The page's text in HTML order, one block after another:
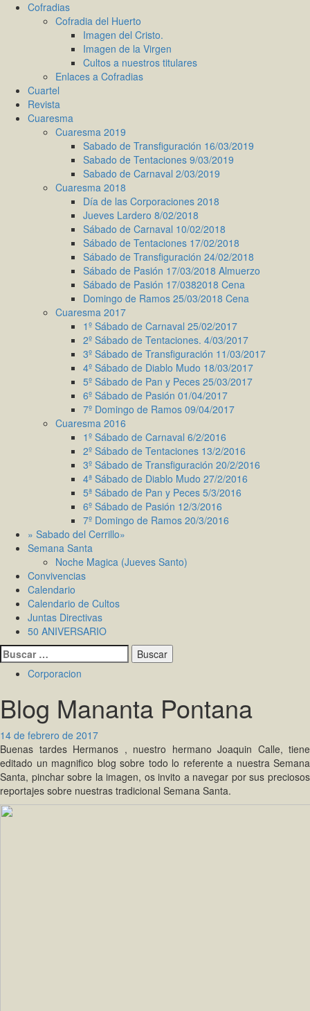
Cofradias
Cofradia del Huerto
Imagen del Cristo.
Imagen de la Virgen
Cultos a nuestros titulares
Enlaces a Cofradias
Cuartel
Revista
Cuaresma
Cuaresma 2019
Sabado de Transfiguración 16/03/2019
Sabado de Tentaciones 9/03/2019
Sabado de Carnaval 2/03/2019
Cuaresma 2018
Día de las Corporaciones 2018
Jueves Lardero 8/02/2018
Sábado de Carnaval 10/02/2018
Sábado de Tentaciones 17/02/2018
Sábado de Transfiguración 24/02/2018
Sábado de Pasión 17/03/2018 Almuerzo
Sábado de Pasión 17/0382018 Cena
Domingo de Ramos 25/03/2018 Cena
Cuaresma 2017
1º Sábado de Carnaval 25/02/2017
2º Sábado de Tentaciones. 4/03/2017
3º Sábado de Transfiguración 11/03/2017
4º Sábado de Diablo Mudo 18/03/2017
5º Sábado de Pan y Peces 25/03/2017
6º Sábado de Pasión 01/04/2017
7º Domingo de Ramos 09/04/2017
Cuaresma 2016
1º Sábado de Carnaval 6/2/2016
2º Sábado de Tentaciones 13/2/2016
3º Sábado de Transfiguración 20/2/2016
4ª Sábado de Diablo Mudo 27/2/2016
5ª Sábado de Pan y Peces 5/3/2016
6º Sábado de Pasión 12/3/2016
7º Domingo de Ramos 20/3/2016
» Sabado del Cerrillo»
Semana Santa
Noche Magica (Jueves Santo)
Convivencias
Calendario
Calendario de Cultos
Juntas Directivas
50 ANIVERSARIO
Buscar:
Corporacion
Blog Mananta Pontana
14 de febrero de 2017
Buenas tardes Hermanos , nuestro hermano Joaquin Calle, tiene
editado un magnifico blog sobre todo lo referente a nuestra Semana
Santa, pinchar sobre la imagen, os invito a navegar por sus preciosos
reportajes sobre nuestras tradicional Semana Santa.